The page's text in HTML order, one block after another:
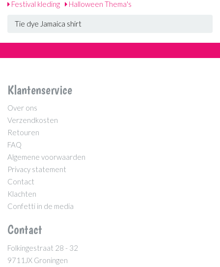
Festival kleding
Halloween Thema's
Tie dye Jamaica shirt
Klantenservice
Over ons
Verzendkosten
Retouren
FAQ
Algemene voorwaarden
Privacy statement
Contact
Klachten
Confetti in de media
Contact
Folkingestraat 28 - 32
9711JX Groningen